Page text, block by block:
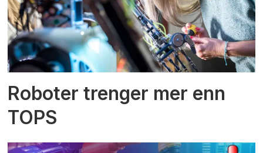
Roboter trenger mer enn
TOPS